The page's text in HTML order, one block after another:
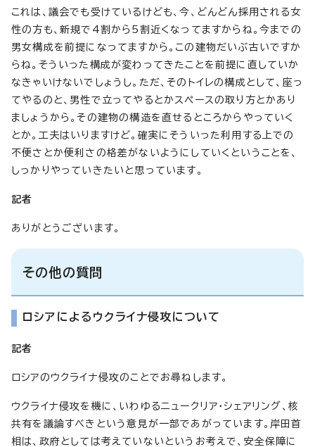
これは、議会でも受けているけども、今、どんどん採用される女
性の方も、新規で4割から5割近くなってますからね。今までの
男女構成を前提になってますから。この建物だいぶ古いですか
らね。そういった構成が変わってきたことを前提に直していか
なきゃいけないでしょうし。ただ、そのトイレの構成として、座っ
てやるのと、男性で立ってやるとかスペースの取り方とかあり
ましょうから。その建物の構造を直せるところからやっていく
とか。工夫はいりますけど。確実にそういった利用する上での
不便さとか便利さの格差がないようにしていくということを、
しっかりやっていきたいと思っています。
記者
ありがとうございます。
その他の質問
ロシアによるウクライナ侵攻について
記者
ロシアのウクライナ侵攻のことでお尋ねします。
ウクライナ侵攻を機に、いわゆるニュークリア・シェアリング、核
共有を議論すべきという意見が一部であがっています。岸田首
相は、政府としては考えていないというお考えで、安全保障に